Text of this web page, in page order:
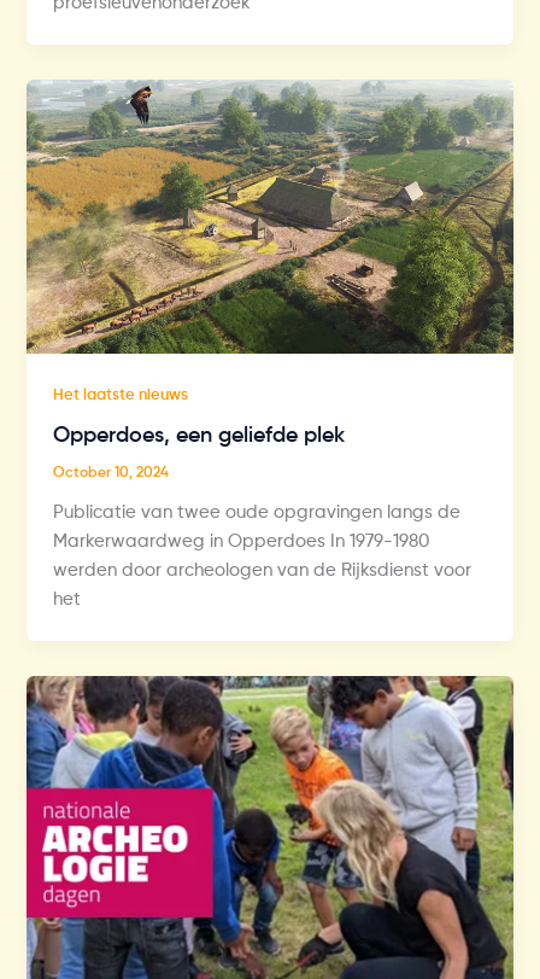
proefsleuvenonderzoek
Het laatste nieuws
Opperdoes, een geliefde plek
October 10, 2024
Publicatie van twee oude opgravingen langs de
Markerwaardweg in Opperdoes In 1979-1980
werden door archeologen van de Rijksdienst voor
het